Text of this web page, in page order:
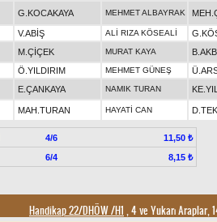
G.KOCAKAYA MEHMET ALBAYRAK
V.ABİŞ ALİ RIZA KÖSEALİ
M.ÇİÇEK MURAT KAYA
Ö.YILDIRIM MEHMET GÜNEŞ
E.ÇANKAYA NAMIK TURAN
MAH.TURAN HAYATİ CAN
4/6
11,50 ₺
6/4 8,15 ₺
Handikap 22/DHÖW /H1 , 4 ve Yukarı Araplar,